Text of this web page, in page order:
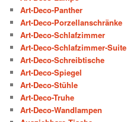
Art-Deco-Panther
Art-Deco-Porzellanschränke
Art-Deco-Schlafzimmer
Art-Deco-Schlafzimmer-Suite
Art-Deco-Schreibtische
Art-Deco-Spiegel
Art-Deco-Stühle
Art-Deco-Truhe
Art-Deco-Wandlampen